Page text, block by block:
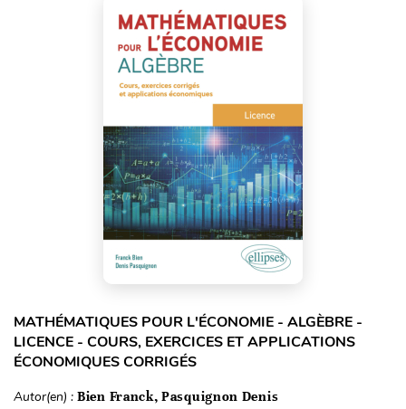
MATHÉMATIQUES POUR L'ÉCONOMIE - ALGÈBRE -
LICENCE - COURS, EXERCICES ET APPLICATIONS
ÉCONOMIQUES CORRIGÉS
Autor(en) : Bien Franck, Pasquignon Denis